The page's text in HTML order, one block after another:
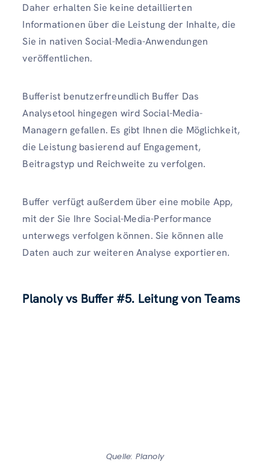
Daher erhalten Sie keine detaillierten
Informationen über die Leistung der Inhalte, die
Sie in nativen Social-Media-Anwendungen
veröffentlichen.
Bufferist benutzerfreundlich Buffer Das
Analysetool hingegen wird Social-Media-
Managern gefallen. Es gibt Ihnen die Möglichkeit,
die Leistung basierend auf Engagement,
Beitragstyp und Reichweite zu verfolgen.
Buffer verfügt außerdem über eine mobile App,
mit der Sie Ihre Social-Media-Performance
unterwegs verfolgen können. Sie können alle
Daten auch zur weiteren Analyse exportieren.
Planoly vs Buffer#5. Leitung von Teams
Quelle: Planoly